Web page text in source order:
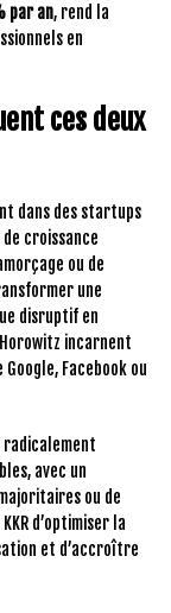
par an, rend la
en
ces deux
dans des startups
croissance
ou de
une
disruptif en
incarnent
Facebook ou
radicalement
avec un
ou de
d’optimiser la
et d’accroître